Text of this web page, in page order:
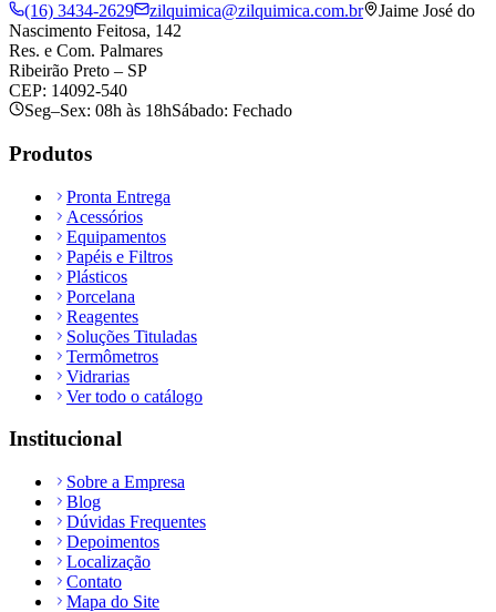
(16) 3434-2629
zilquimica@zilquimica.com.br
Jaime José do
Nascimento Feitosa, 142
Res. e Com. Palmares
Ribeirão Preto – SP
CEP: 14092-540
Seg–Sex: 08h às 18hSábado: Fechado
Produtos
Pronta Entrega
Acessórios
Equipamentos
Papéis e Filtros
Plásticos
Porcelana
Reagentes
Soluções Tituladas
Termômetros
Vidrarias
Ver todo o catálogo
Institucional
Sobre a Empresa
Blog
Dúvidas Frequentes
Depoimentos
Localização
Contato
Mapa do Site